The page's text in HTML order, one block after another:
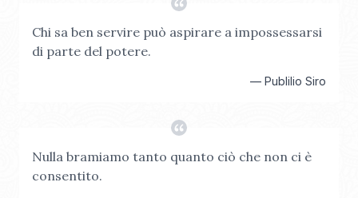
Chi sa ben servire può aspirare a impossessarsi
di parte del potere.
— Publilio Siro
Nulla bramiamo tanto quanto ciò che non ci è
consentito.